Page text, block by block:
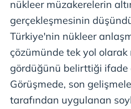
nükleer müzakerelerin
gerçekleşmesinin
Türkiye'nin nükleer
çözümünde tek yol olarak
gördüğünü belirttiği ifade
Görüşmede, son
tarafından uygulanan